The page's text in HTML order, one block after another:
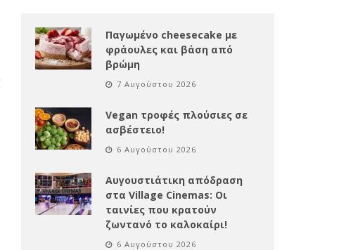
Παγωμένο cheesecake με
φράουλες και βάση από
βρώμη
7 Αυγούστου 2026
Vegan τροφές πλούσιες σε
ασβέστειο!
6 Αυγούστου 2026
Αυγουστιάτικη απόδραση
στα Village Cinemas: Οι
ταινίες που κρατούν
ζωντανό το καλοκαίρι!
6 Αυγούστου 2026